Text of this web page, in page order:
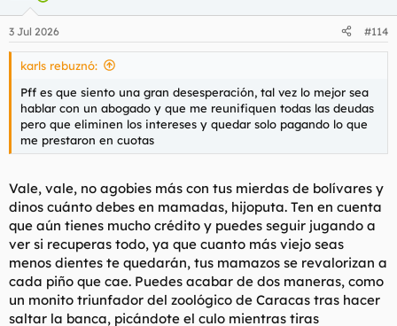
e
s
3 Jul 2026 #114
karls rebuznó:
Pff es que siento una gran desesperación, tal vez lo mejor sea
hablar con un abogado y que me reunifiquen todas las deudas
pero que eliminen los intereses y quedar solo pagando lo que
me prestaron en cuotas
Vale, vale, no agobies más con tus mierdas de bolívares y
dinos cuánto debes en mamadas, hijoputa. Ten en cuenta
que aún tienes mucho crédito y puedes seguir jugando a
ver si recuperas todo, ya que cuanto más viejo seas
menos dientes te quedarán, tus mamazos se revalorizan a
cada piño que cae. Puedes acabar de dos maneras, como
un monito triunfador del zoológico de Caracas tras hacer
saltar la banca, picándote el culo mientras tiras